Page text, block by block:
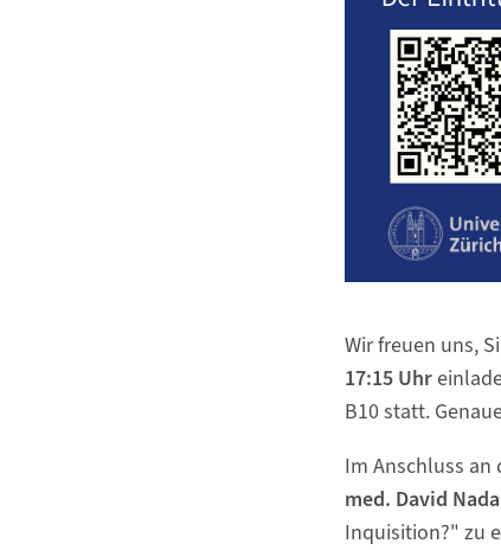
Wir freuen uns,
17:15 Uhr
B10 statt.
Im Anschluss
med. David
Inquisition?" zu